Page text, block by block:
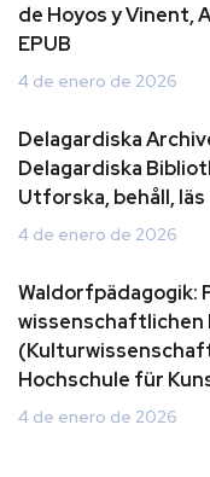
de Hoyos y Vinent,
EPUB
4 de enero de 2026
Delagardiska
Delagardiska
Utforska, behåll, läs
4 de enero de 2026
Waldorfpädagogik:
wissenschaftlichen
Hochschule für
4 de enero de 2026